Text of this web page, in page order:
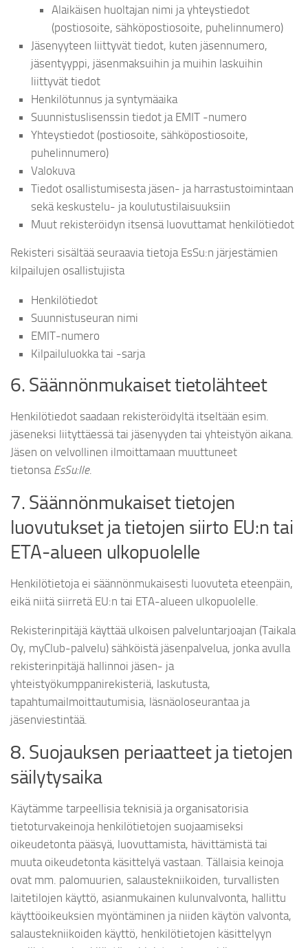
Alaikäisen huoltajan nimi ja yhteystiedot
(postiosoite, sähköpostiosoite, puhelinnumero)
Jäsenyyteen liittyvät tiedot, kuten jäsennumero,
jäsentyyppi, jäsenmaksuihin ja muihin laskuihin
liittyvät tiedot
Henkilötunnus ja syntymäaika
Suunnistuslisenssin tiedot ja EMIT -numero
Yhteystiedot (postiosoite, sähköpostiosoite,
puhelinnumero)
Valokuva
Tiedot osallistumisesta jäsen- ja harrastustoimintaan
sekä keskustelu- ja koulutustilaisuuksiin
Muut rekisteröidyn itsensä luovuttamat henkilötiedot
Rekisteri sisältää seuraavia tietoja EsSu:n järjestämien
kilpailujen osallistujista
Henkilötiedot
Suunnistuseuran nimi
EMIT-numero
Kilpailuluokka tai -sarja
6. Säännönmukaiset tietolähteet
Henkilötiedot saadaan rekisteröidyltä itseltään esim.
jäseneksi liityttäessä tai jäsenyyden tai yhteistyön aikana.
Jäsen on velvollinen ilmoittamaan muuttuneet
tietonsa EsSu:lle.
7. Säännönmukaiset tietojen
luovutukset ja tietojen siirto EU:n tai
ETA-alueen ulkopuolelle
Henkilötietoja ei säännönmukaisesti luovuteta eteenpäin,
eikä niitä siirretä EU:n tai ETA-alueen ulkopuolelle.
Rekisterinpitäjä käyttää ulkoisen palveluntarjoajan (Taikala
Oy, myClub-palvelu) sähköistä jäsenpalvelua, jonka avulla
rekisterinpitäjä hallinnoi jäsen- ja
yhteistyökumppanirekisteriä, laskutusta,
tapahtumailmoittautumisia, läsnäoloseurantaa ja
jäsenviestintää.
8. Suojauksen periaatteet ja tietojen
säilytysaika
Käytämme tarpeellisia teknisiä ja organisatorisia
tietoturvakeinoja henkilötietojen suojaamiseksi
oikeudetonta pääsyä, luovuttamista, hävittämistä tai
muuta oikeudetonta käsittelyä vastaan. Tällaisia keinoja
ovat mm. palomuurien, salaustekniikoiden, turvallisten
laitetilojen käyttö, asianmukainen kulunvalvonta, hallittu
käyttöoikeuksien myöntäminen ja niiden käytön valvonta,
salaustekniikoiden käyttö, henkilötietojen käsittelyyn